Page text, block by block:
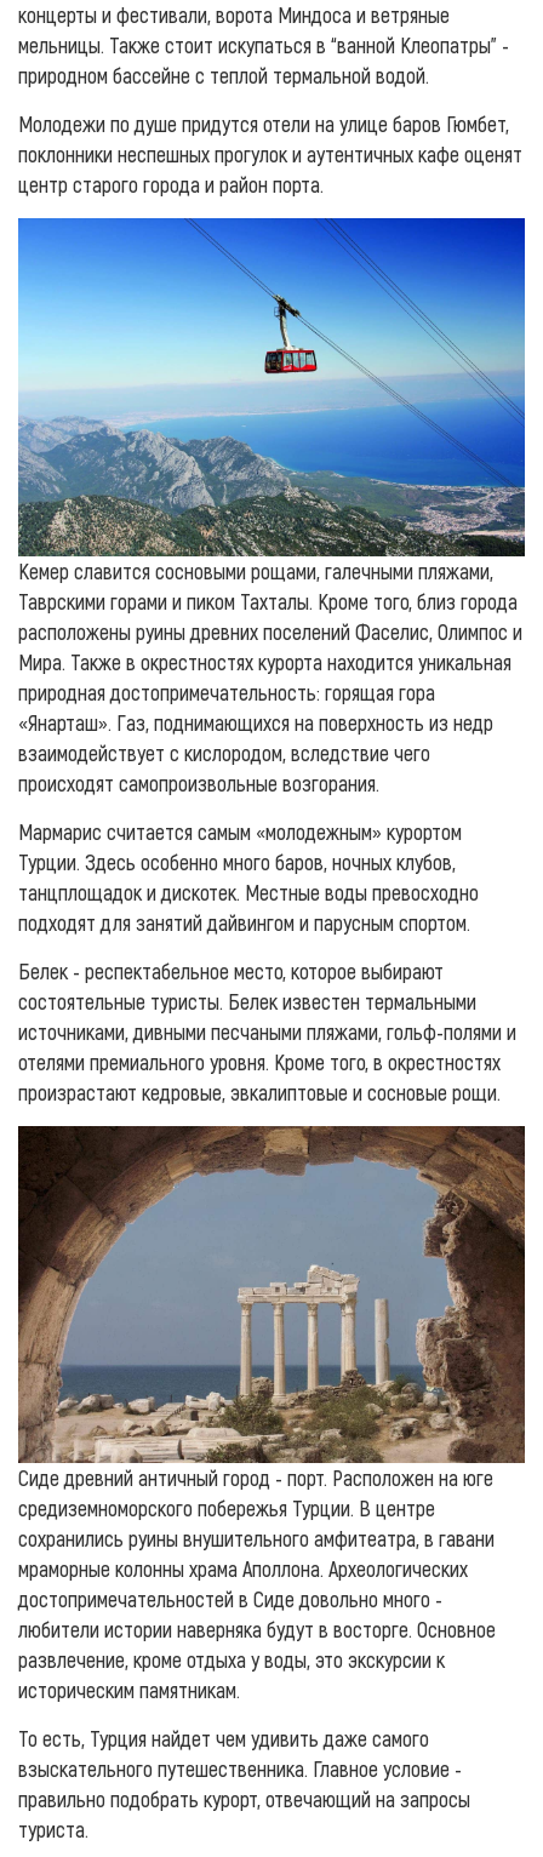
концерты и фестивали, ворота Миндоса и ветряные
мельницы. Также стоит искупаться в “ванной Клеопатры” -
природном бассейне с теплой термальной водой.
Молодежи по душе придутся отели на улице баров Гюмбет,
поклонники неспешных прогулок и аутентичных кафе оценят
центр старого города и район порта.
Кемер славится сосновыми рощами, галечными пляжами,
Таврскими горами и пиком Тахталы. Кроме того, близ города
расположены руины древних поселений Фаселис, Олимпос и
Мира. Также в окрестностях курорта находится уникальная
природная достопримечательность: горящая гора
«Янарташ». Газ, поднимающихся на поверхность из недр
взаимодействует с кислородом, вследствие чего
происходят самопроизвольные возгорания.
Мармарис считается самым «молодежным» курортом
Турции. Здесь особенно много баров, ночных клубов,
танцплощадок и дискотек. Местные воды превосходно
подходят для занятий дайвингом и парусным спортом.
Белек - респектабельное место, которое выбирают
состоятельные туристы. Белек известен термальными
источниками, дивными песчаными пляжами, гольф-полями и
отелями премиального уровня. Кроме того, в окрестностях
произрастают кедровые, эвкалиптовые и сосновые рощи.
Сиде древний античный город - порт. Расположен на юге
средиземноморского побережья Турции. В центре
сохранились руины внушительного амфитеатра, в гавани
мраморные колонны храма Аполлона. Археологических
достопримечательностей в Сиде довольно много -
любители истории наверняка будут в восторге. Основное
развлечение, кроме отдыха у воды, это экскурсии к
историческим памятникам.
То есть, Турция найдет чем удивить даже самого
взыскательного путешественника. Главное условие -
правильно подобрать курорт, отвечающий на запросы
туриста.